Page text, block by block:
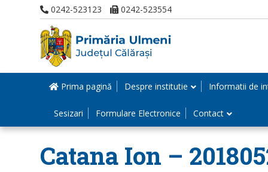
0242-523123 0242-523554
Prima pagină Despre institutie Informatii de
Sesizari Formulare Electronice Contact
Catana Ion –